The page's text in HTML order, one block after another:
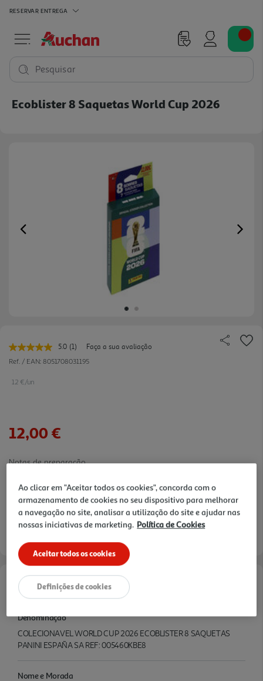
RESERVAR ENTREGA
Pesquisar
Ecoblister 8 Saquetas World Cup 2026
Previous
5.0 Leu
uma
(1)
Faça a sua avaliação
Ref. / EAN: 8051708031195
12 €/un
12,00 €
Notas de preparação
Características
Denominação
COLECIONAVEL WORLD CUP 2026 ECOBLISTER 8 SAQUETAS
PANINI ESPAÑA SA REF: 005460KBE8
Nome e Morada
Ao clicar em "Aceitar todos os cookies", concorda com o
armazenamento de cookies no seu dispositivo para melhorar
a navegação no site, analisar a utilização do site e ajudar nas
nossas iniciativas de marketing. Política de Cookies
Aceitar todos os cookies
Definições de cookies